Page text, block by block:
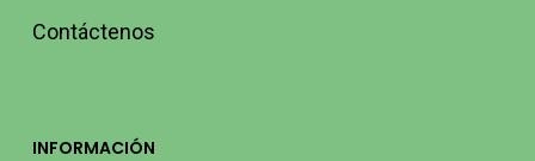
Contáctenos
INFORMACIÓN